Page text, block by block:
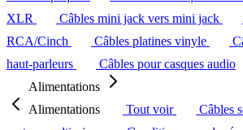
XLR
Câbles mini jack vers mini jack
RCA/Cinch
Câbles platines vinyle
haut-parleurs
Câbles pour casques audio
Alimentations
Alimentations
Tout voir Câbles